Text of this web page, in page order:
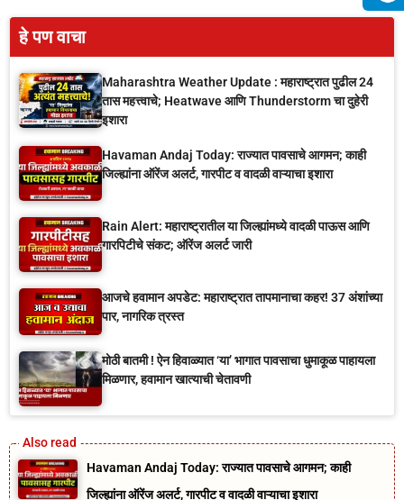
हे पण वाचा
Maharashtra Weather Update : महाराष्ट्रात पुढील 24
तास महत्त्वाचे; Heatwave आणि Thunderstorm चा दुहेरी
इशारा
Havaman Andaj Today: राज्यात पावसाचे आगमन; काही
जिल्ह्यांना ऑरेंज अलर्ट, गारपीट व वादळी वाऱ्याचा इशारा
Rain Alert: महाराष्ट्रातील या जिल्ह्यांमध्ये वादळी पाऊस आणि
गारपिटीचे संकट; ऑरेंज अलर्ट जारी
आजचे हवामान अपडेट: महाराष्ट्रात तापमानाचा कहर! 37 अंशांच्या
पार, नागरिक त्रस्त
मोठी बातमी ! ऐन हिवाळ्यात ‘या’ भागात पावसाचा धुमाकूळ पाहायला
मिळणार, हवामान खात्याची चेतावणी
Havaman Andaj Today: राज्यात पावसाचे आगमन; काही
जिल्ह्यांना ऑरेंज अलर्ट, गारपीट व वादळी वाऱ्याचा इशारा